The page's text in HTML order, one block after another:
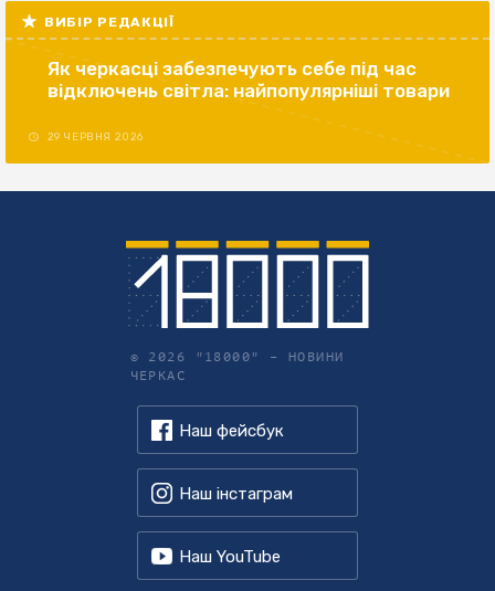
ВИБІР РЕДАКЦІЇ
Як черкасці забезпечують себе під час
відключень світла: найпопулярніші товари
29 ЧЕРВНЯ 2026
© 2026 "18000" – НОВИНИ
ЧЕРКАС
Наш фейсбук
Наш інстаграм
Наш YouTube